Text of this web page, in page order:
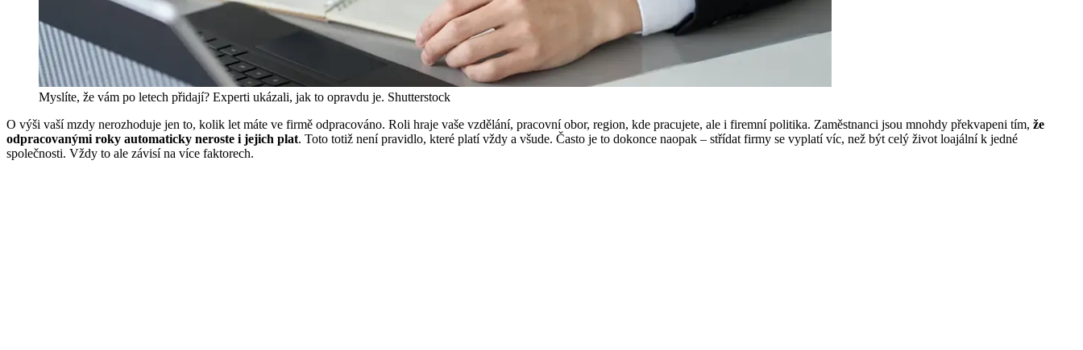
Myslíte, že vám po letech přidají? Experti ukázali, jak to opravdu je. Shutterstock
O výši vaší mzdy nerozhoduje jen to, kolik let máte ve firmě odpracováno. Roli hraje vaše vzdělání, pracovní obor, region, kde pracujete, ale i firemní politika. Zaměstnanci jsou mnohdy překvapeni tím, že
odpracovanými roky automaticky neroste i jejich plat. Toto totiž není pravidlo, které platí vždy a všude. Často je to dokonce naopak – střídat firmy se vyplatí víc, než být celý život loajální k jedné
společnosti. Vždy to ale závisí na více faktorech.